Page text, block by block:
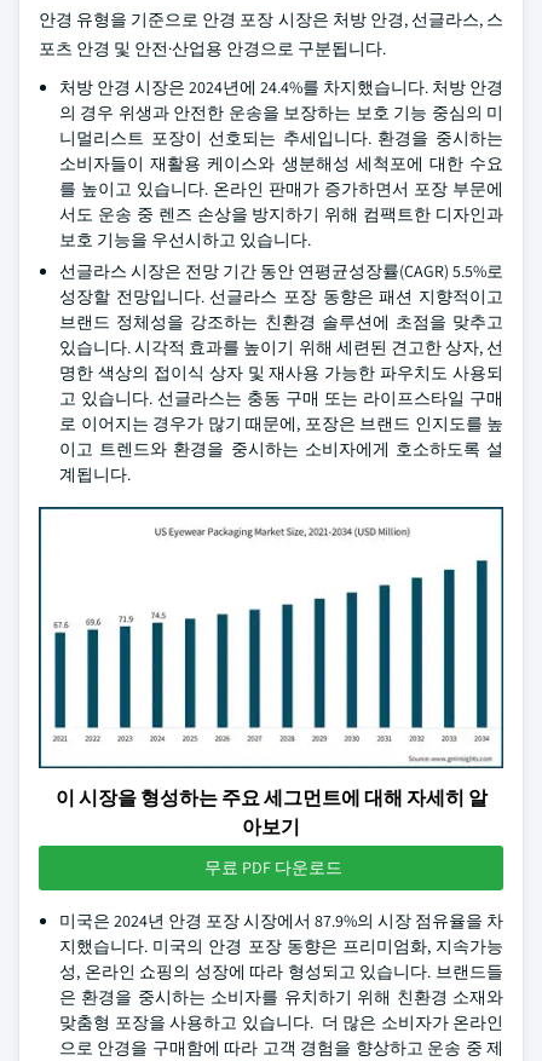
안경 유형을 기준으로 안경 포장 시장은 처방 안경, 선글라스, 스
포츠 안경 및 안전·산업용 안경으로 구분됩니다.
처방 안경 시장은 2024년에 24.4%를 차지했습니다. 처방 안경
의 경우 위생과 안전한 운송을 보장하는 보호 기능 중심의 미
니멀리스트 포장이 선호되는 추세입니다. 환경을 중시하는
소비자들이 재활용 케이스와 생분해성 세척포에 대한 수요
를 높이고 있습니다. 온라인 판매가 증가하면서 포장 부문에
서도 운송 중 렌즈 손상을 방지하기 위해 컴팩트한 디자인과
보호 기능을 우선시하고 있습니다.
선글라스 시장은 전망 기간 동안 연평균성장률(CAGR) 5.5%로
성장할 전망입니다. 선글라스 포장 동향은 패션 지향적이고
브랜드 정체성을 강조하는 친환경 솔루션에 초점을 맞추고
있습니다. 시각적 효과를 높이기 위해 세련된 견고한 상자, 선
명한 색상의 접이식 상자 및 재사용 가능한 파우치도 사용되
고 있습니다. 선글라스는 충동 구매 또는 라이프스타일 구매
로 이어지는 경우가 많기 때문에, 포장은 브랜드 인지도를 높
이고 트렌드와 환경을 중시하는 소비자에게 호소하도록 설
계됩니다.
이 시장을 형성하는 주요 세그먼트에 대해 자세히 알
아보기
무료 PDF 다운로드
미국은 2024년 안경 포장 시장에서 87.9%의 시장 점유율을 차
지했습니다. 미국의 안경 포장 동향은 프리미엄화, 지속가능
성, 온라인 쇼핑의 성장에 따라 형성되고 있습니다. 브랜드들
은 환경을 중시하는 소비자를 유치하기 위해 친환경 소재와
맞춤형 포장을 사용하고 있습니다. 더 많은 소비자가 온라인
으로 안경을 구매함에 따라 고객 경험을 향상하고 운송 중 제